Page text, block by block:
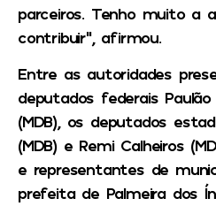
parceiros. Tenho muito a
contribuir”, afirmou.
Entre as autoridades
deputados federais
(MDB), os deputados
(MDB) e Remi Calheiros
e representantes de
prefeita de Palmeira dos